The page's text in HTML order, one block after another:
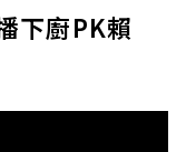
下廚PK賴